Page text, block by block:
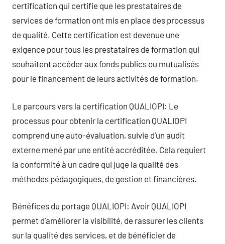
certification qui certifie que les prestataires de
services de formation ont mis en place des processus
de qualité. Cette certification est devenue une
exigence pour tous les prestataires de formation qui
souhaitent accéder aux fonds publics ou mutualisés
pour le financement de leurs activités de formation.
Le parcours vers la certification QUALIOPI: Le
processus pour obtenir la certification QUALIOPI
comprend une auto-évaluation, suivie d’un audit
externe mené par une entité accréditée. Cela requiert
la conformité à un cadre qui juge la qualité des
méthodes pédagogiques, de gestion et financières.
Bénéfices du portage QUALIOPI: Avoir QUALIOPI
permet d’améliorer la visibilité, de rassurer les clients
sur la qualité des services, et de bénéficier de